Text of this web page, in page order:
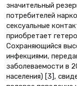
значительный
потребителей
сексуальные
приобретает
Сохраняющийся
инфекциями,
заболеваемости в
населения) [3],